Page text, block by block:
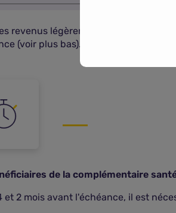
revenus légèrement supérieurs, la
(voir plus bas).
de la complémentaire
et 2 mois avant l'échéance, il est